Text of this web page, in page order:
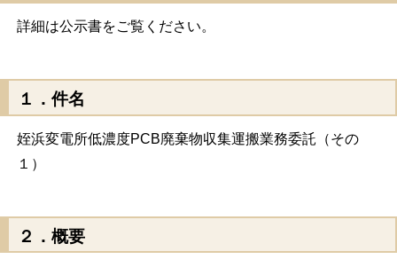
詳細は公示書をご覧ください。
１．件名
姪浜変電所低濃度PCB廃棄物収集運搬業務委託（その
１）
２．概要